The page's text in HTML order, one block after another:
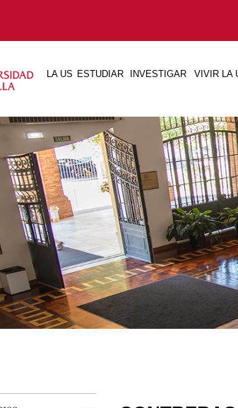
LA US ESTUDIAR INVESTIGAR VIVIR LA